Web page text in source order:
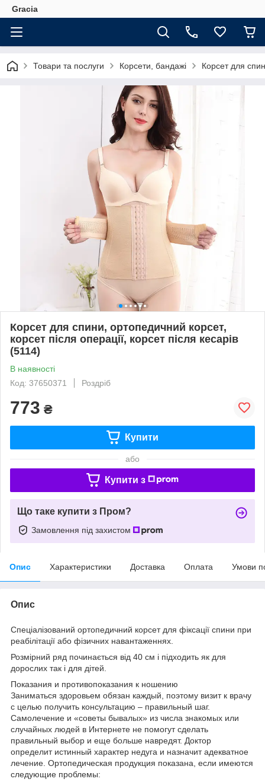
Gracia
Товари та послуги Корсети, бандажі Корсет для
Корсет для спини, ортопедичний корсет,
корсет після операції, корсет після кесарів
(5114)
В наявності
Код: 37650371
Роздріб
773 ₴
Купити
або
Купити з
Що таке купити з Пром?
Замовлення під захистом
Опис Характеристики Доставка Оплата Умови
Опис
Спеціалізований ортопедичний корсет для фіксації спини при
реабілітації або фізичних навантаженнях.
Розмірний ряд починається від 40 см і підходить як для
дорослих так і для дітей.
Показания и противопоказания к ношению
Заниматься здоровьем обязан каждый, поэтому визит к врачу
с целью получить консультацию – правильный шаг.
Самолечение и «советы бывалых» из числа знакомых или
случайных людей в Интернете не помогут сделать
правильный выбор и еще больше навредят. Доктор
определит истинный характер недуга и назначит адекватное
лечение. Ортопедическая продукция показана, если имеются
следующие проблемы: